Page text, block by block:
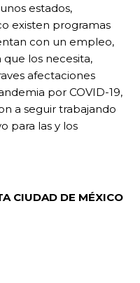
estados,
existen programas
con un empleo,
los necesita,
afectaciones
por COVID-19,
a seguir trabajando
para las y los
CIUDAD DE MÉXICO